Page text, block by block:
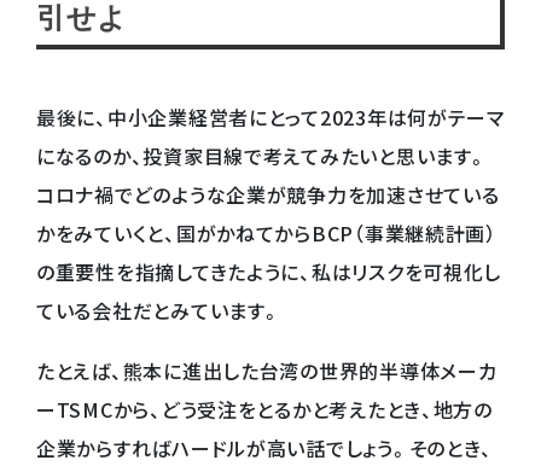
引せよ
最後に、中小企業経営者にとって2023年は何がテーマ
になるのか、投資家目線で考えてみたいと思います。
コロナ禍でどのような企業が競争力を加速させている
かをみていくと、国がかねてからBCP（事業継続計画）
の重要性を指摘してきたように、私はリスクを可視化し
ている会社だとみています。
たとえば、熊本に進出した台湾の世界的半導体メーカ
ーTSMCから、どう受注をとるかと考えたとき、地方の
企業からすればハードルが高い話でしょう。そのとき、